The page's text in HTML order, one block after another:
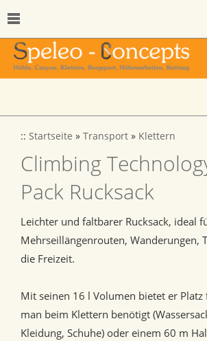
:: Startseite » Transport » Klettern
Climbing
Pack Rucksack
Leichter und faltbarer Rucksack, ideal
Mehrseillängenrouten, Wanderungen,
die Freizeit.
Mit seinen 16 l Volumen bietet er Platz
man beim Klettern benötigt
Kleidung, Schuhe) oder einem 60 m